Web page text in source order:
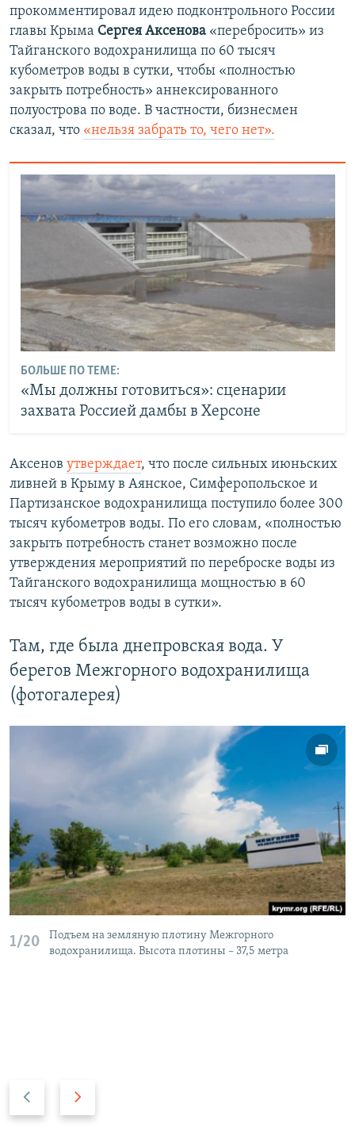
прокомментировал идею подконтрольного России
главы Крыма Сергея Аксенова «перебросить» из
Тайганского водохранилища по 60 тысяч
кубометров воды в сутки, чтобы «полностью
закрыть потребность» аннексированного
полуострова по воде. В частности, бизнесмен
сказал, что «нельзя забрать то, чего нет».
БОЛЬШЕ ПО ТЕМЕ:
«Мы должны готовиться»: сценарии
захвата Россией дамбы в Херсоне
Аксенов утверждает, что после сильных июньских
ливней в Крыму в Аянское, Симферопольское и
Партизанское водохранилища поступило более 300
тысяч кубометров воды. По его словам, «полностью
закрыть потребность станет возможно после
утверждения мероприятий по переброске воды из
Тайганского водохранилища мощностью в 60
тысяч кубометров воды в сутки».
Там, где была днепровская вода. У
берегов Межгорного водохранилища
(фотогалерея)
1/20
Подъем на земляную плотину Межгорного
водохранилища. Высота плотины – 37,5 метра